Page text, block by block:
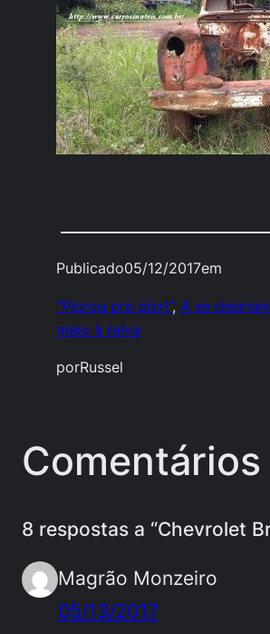
Publicado05/12/2017em
“Piorou pra pior!”, A se
meio à relva
porRussel
Comentários
8 respostas a “Chevrolet
Magrão Monzeiro
05/13/2017